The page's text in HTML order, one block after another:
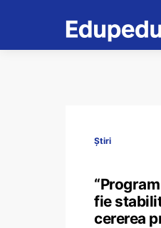
Știri
fie
cererea